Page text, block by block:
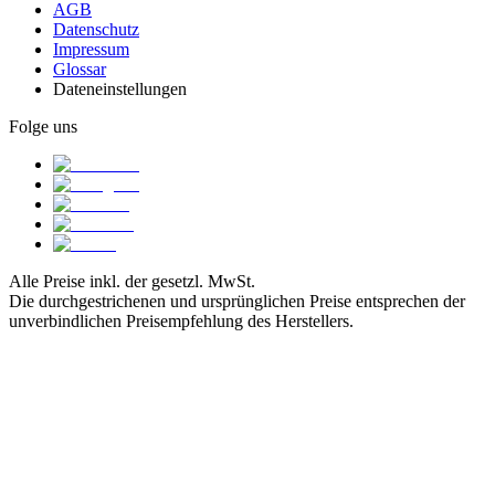
AGB
Datenschutz
Impressum
Glossar
Dateneinstellungen
Folge uns
Alle Preise inkl. der gesetzl. MwSt.
Die durchgestrichenen und ursprünglichen Preise entsprechen der
unverbindlichen Preisempfehlung des Herstellers.